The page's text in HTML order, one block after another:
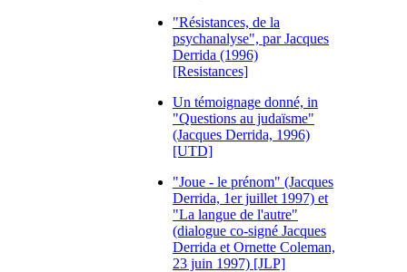
"Résistances, de la
psychanalyse", par Jacques
Derrida (1996)
[Resistances]
Un témoignage donné, in
"Questions au judaïsme"
(Jacques Derrida, 1996)
[UTD]
"Joue - le prénom" (Jacques
Derrida, 1er juillet 1997) et
"La langue de l'autre"
(dialogue co-signé Jacques
Derrida et Ornette Coleman,
23 juin 1997) [JLP]